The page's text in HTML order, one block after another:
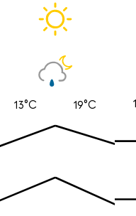
13°C 19°C